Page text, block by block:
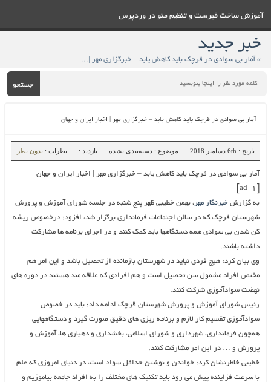
آموزش ساخت فهرست و تنظيم منو در وردپرس
خبر جدید
» آمار بی سوادی در قرچک باید کاهش یابد – خبرگزاری مهر | اخبار ایران و جهان
جستجو
آمار بی سوادی در قرچک باید کاهش یابد – خبرگزاری مهر | اخبار ایران و جهان
تاریخ : 6th دسامبر 2018 موضوع : دسته‌بندی نشده بازدید : نظرات : بدون نظر
آمار بی سوادی در قرچک باید کاهش یابد – خبرگزاری مهر | اخبار ایران و جهان
به گزارش خبرنگار مهر ، بهمن خطیبی ظهر پنج شنبه در جلسه شورای آموزش و پرورش
شهرستان قرچک که در سالن اجتماعات فرمانداری برگزار شد، افزود: درخصوص ریشه
کن شدن بی سوادی همه دستگاهها باید کمک کنند و در اجرای برنامه ها مشارکت
داشته باشند.
وی بیان کرد: هیچ فردی نباید در شهرستان بازمانده از تحصیل باشد و این امر هم
مختص افراد مشمول سن تحصیل است و هم افرادی که علاقه مند هستند در دوره های
نهضت سوادآموزی شرکت کنند.
رئیس شورای آموزش و پرورش شهرستان قرچک ادامه داد: باید در خصوص
سوادآموزی تقسیم کار لازم و برنامه ریزی های دقیق صورت گیرد و دستگاههایی
همچون فرمانداری، شهرداری و شورای اسلامی، بخشداری و دهیاری ها، آموزش و
پرورش و … در این امر مشارکت کنند.
خطیبی خاطرنشان کرد: خواندن و نوشتن حداقل سواد است، در دنیای امروزی که علم
با سرعت فزاینده پیش می رود باید تکنیک های مختلف را به افراد جامعه بیاموزیم و